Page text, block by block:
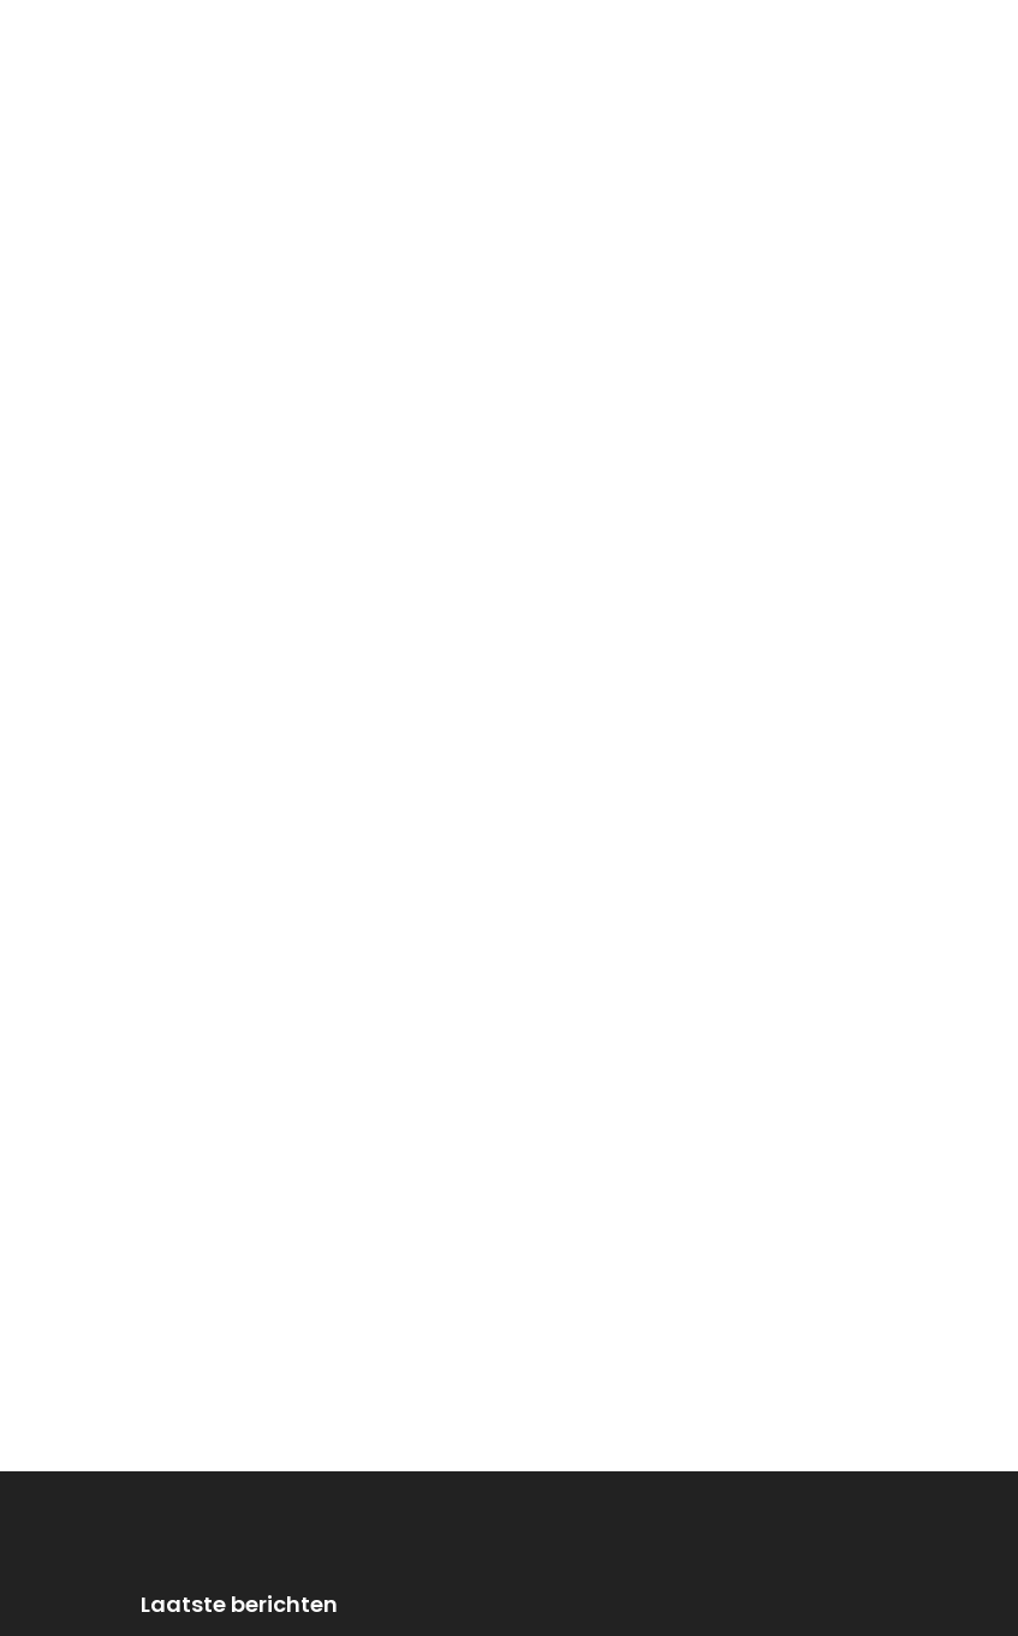
Laatste berichten